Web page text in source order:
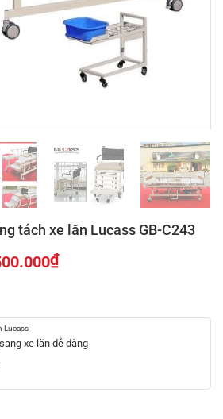
tách xe lăn Lucass GB-C243
₫
Lucass
xe lăn dễ dàng
xe lăn Lucass GB-C243 số lượng